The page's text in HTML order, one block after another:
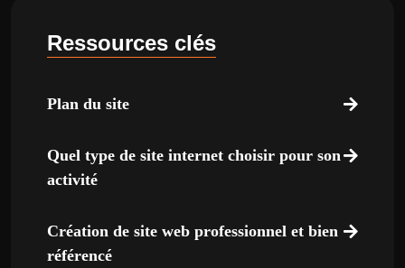
Ressources clés
Plan du site
Quel type de site internet choisir pour son
activité
Création de site web professionnel et bien
référencé